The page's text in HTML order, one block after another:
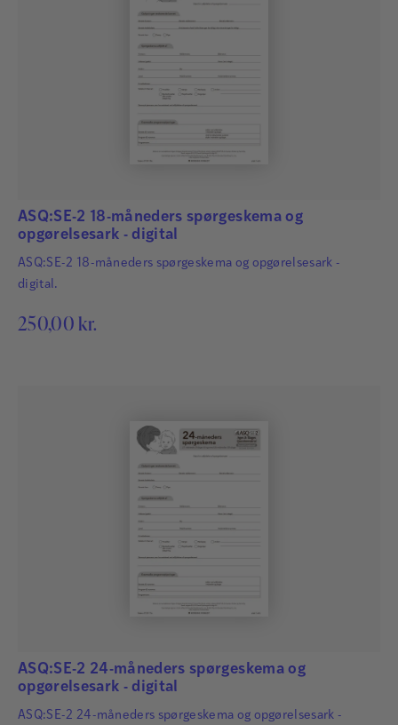
ASQ:SE-2 18-måneders spørgeskema og
opgørelsesark - digital
ASQ:SE-2 18-måneders spørgeskema og opgørelsesark -
digital.
250,00 kr.
ASQ:SE-2 24-måneders spørgeskema og
opgørelsesark - digital
ASQ:SE-2 24-måneders spørgeskema og opgørelsesark -